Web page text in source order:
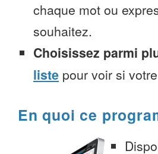
chaque mot ou
souhaitez.
Choisissez parmi
liste pour voir si
En quoi ce